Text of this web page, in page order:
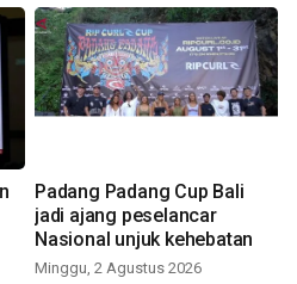
Padang Padang Cup Bali
jadi ajang peselancar
Nasional unjuk kehebatan
Minggu, 2 Agustus 2026